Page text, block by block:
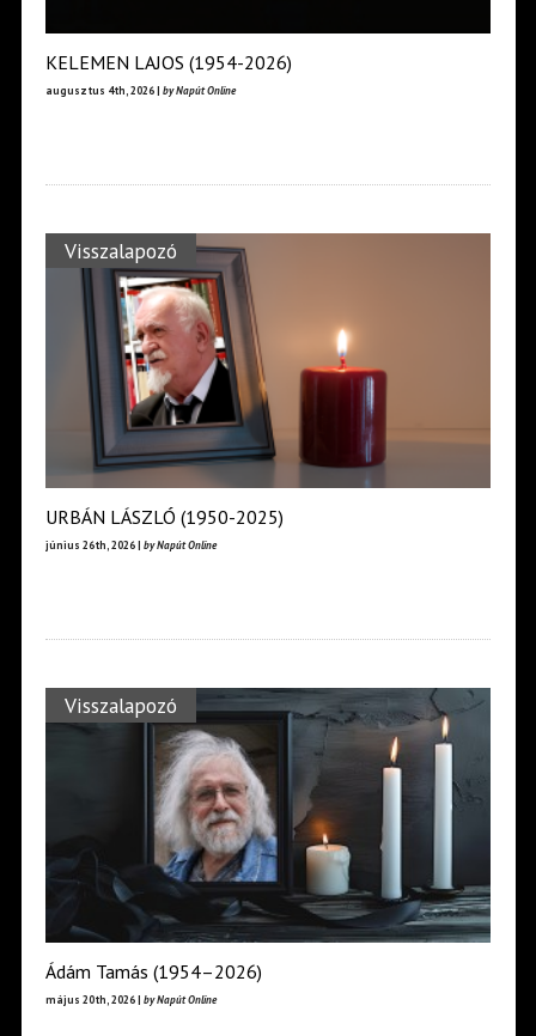
KELEMEN LAJOS (1954-2026)
augusztus 4th, 2026 | by Napút Online
Visszalapozó
URBÁN LÁSZLÓ (1950-2025)
június 26th, 2026 | by Napút Online
Visszalapozó
Ádám Tamás (1954–2026)
május 20th, 2026 | by Napút Online